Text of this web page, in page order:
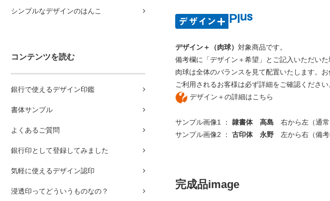
シンプルなデザインのはんこ
コンテンツを読む
銀行で使えるデザイン印鑑
書体サンプル
よくあるご質問
銀行印として登録してみました
気軽に使えるデザイン認印
浸透印ってどういうものなの？
デザイン＋（肉球） 対象商品です。
備考欄に「デザイン＋希望」とご記入いただい
肉球は全体のバランスを見て配置いたします。お
ご利用されるお客様は必ず詳細をご確認ください
デザイン＋の詳細はこちら
サンプル画像1 ： 隷書体 高島 右から左（通常
サンプル画像2 ： 古印体 永野 左から右（備考
完成品image